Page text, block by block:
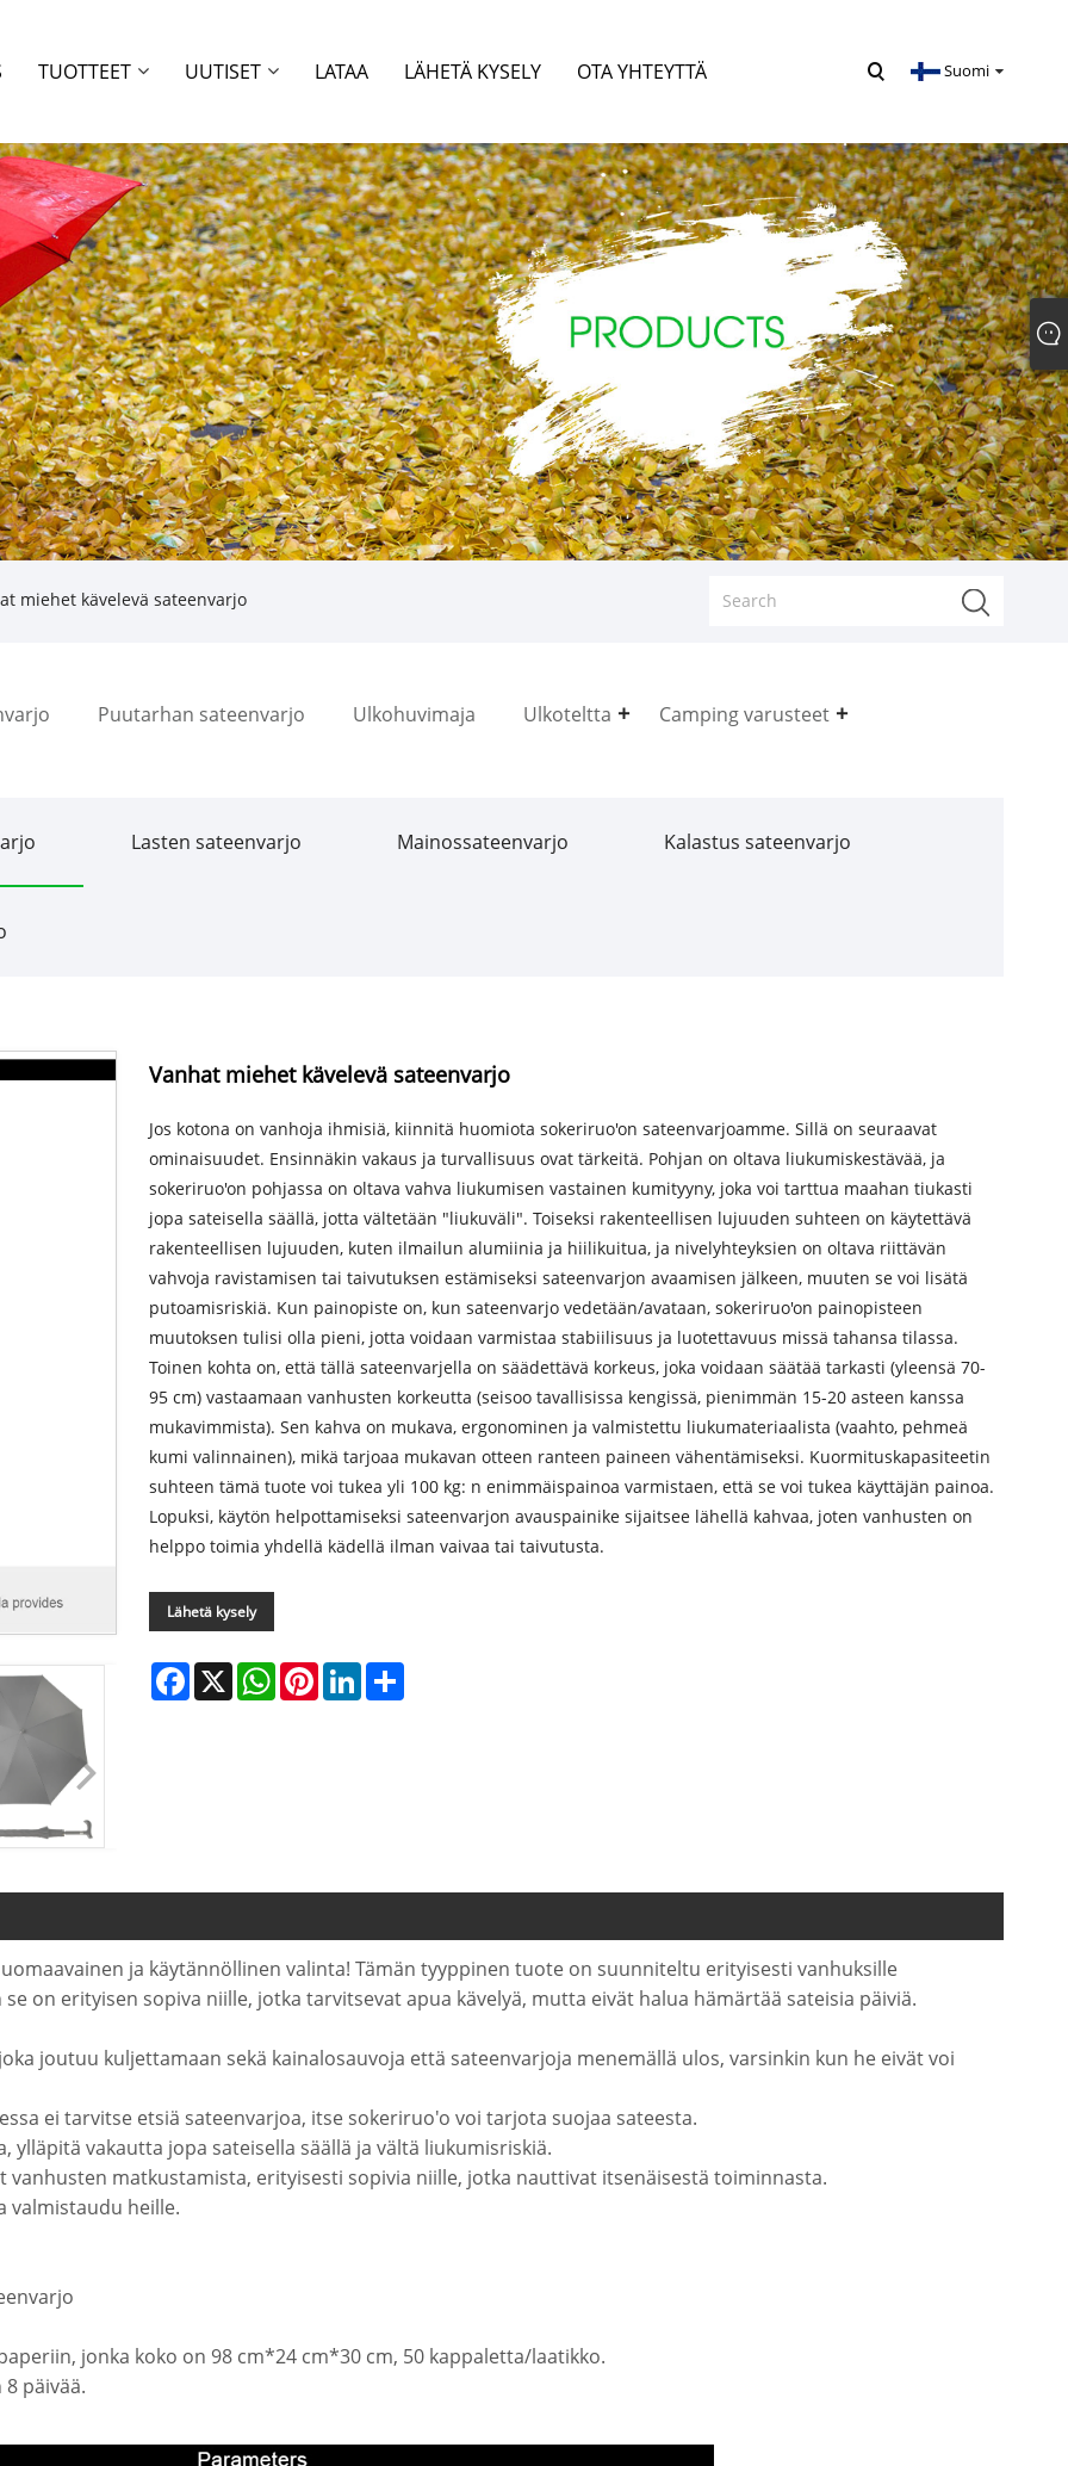
TUOTTEET UUTISET LATAA LÄHETÄ KYSELY OTA YHTEYTTÄ Suomi
miehet kävelevä sateenvarjo
Puutarhan sateenvarjo Ulkohuvimaja Ulkoteltta Camping varusteet
Lasten sateenvarjo Mainossateenvarjo Kalastus sateenvarjo
Vanhat miehet kävelevä sateenvarjo
Jos kotona on vanhoja ihmisiä, kiinnitä huomiota sokeriruo'on sateenvarjoamme. Sillä on seuraavat
ominaisuudet. Ensinnäkin vakaus ja turvallisuus ovat tärkeitä. Pohjan on oltava liukumiskestävää, ja
sokeriruo'on pohjassa on oltava vahva liukumisen vastainen kumityyny, joka voi tarttua maahan tiukasti
jopa sateisella säällä, jotta vältetään "liukuväli". Toiseksi rakenteellisen lujuuden suhteen on käytettävä
rakenteellisen lujuuden, kuten ilmailun alumiinia ja hiilikuitua, ja nivelyhteyksien on oltava riittävän
vahvoja ravistamisen tai taivutuksen estämiseksi sateenvarjon avaamisen jälkeen, muuten se voi lisätä
putoamisriskiä. Kun painopiste on, kun sateenvarjo vedetään/avataan, sokeriruo'on painopisteen
muutoksen tulisi olla pieni, jotta voidaan varmistaa stabiilisuus ja luotettavuus missä tahansa tilassa.
Toinen kohta on, että tällä sateenvarjella on säädettävä korkeus, joka voidaan säätää tarkasti (yleensä 70-
95 cm) vastaamaan vanhusten korkeutta (seisoo tavallisissa kengissä, pienimmän 15-20 asteen kanssa
mukavimmista). Sen kahva on mukava, ergonominen ja valmistettu liukumateriaalista (vaahto, pehmeä
kumi valinnainen), mikä tarjoaa mukavan otteen ranteen paineen vähentämiseksi. Kuormituskapasiteetin
suhteen tämä tuote voi tukea yli 100 kg: n enimmäispainoa varmistaen, että se voi tukea käyttäjän painoa.
Lopuksi, käytön helpottamiseksi sateenvarjon avauspainike sijaitsee lähellä kahvaa, joten vanhusten on
helppo toimia yhdellä kädellä ilman vaivaa tai taivutusta.
Lähetä kysely
Facebook
X WhatsApp
PinterestLinkedIn
ja käytännöllinen valinta! Tämän tyyppinen tuote on suunniteltu erityisesti vanhuksille
on erityisen sopiva niille, jotka tarvitsevat apua kävelyä, mutta eivät halua hämärtää sateisia päiviä.
joutuu kuljettamaan sekä kainalosauvoja että sateenvarjoja menemällä ulos, varsinkin kun he eivät voi
ei tarvitse etsiä sateenvarjoa, itse sokeriruo'o voi tarjota suojaa sateesta.
ylläpitä vakautta jopa sateisella säällä ja vältä liukumisriskiä.
matkustamista, erityisesti sopivia niille, jotka nauttivat itsenäisestä toiminnasta.
valmistaudu heille.
jonka koko on 98 cm*24 cm*30 cm, 50 kappaletta/laatikko.
päivää.